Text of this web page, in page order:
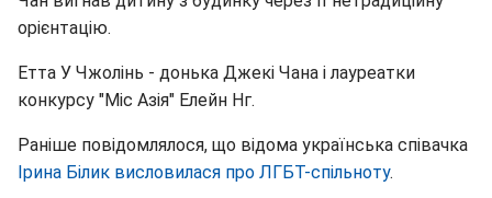
орієнтацію.
Етта У Чжолінь - донька Джекі Чана і лауреатки
конкурсу "Міс Азія" Елейн Нг.
Раніше повідомлялося, що відома українська співачка
Ірина Білик висловилася про ЛГБТ-спільноту.